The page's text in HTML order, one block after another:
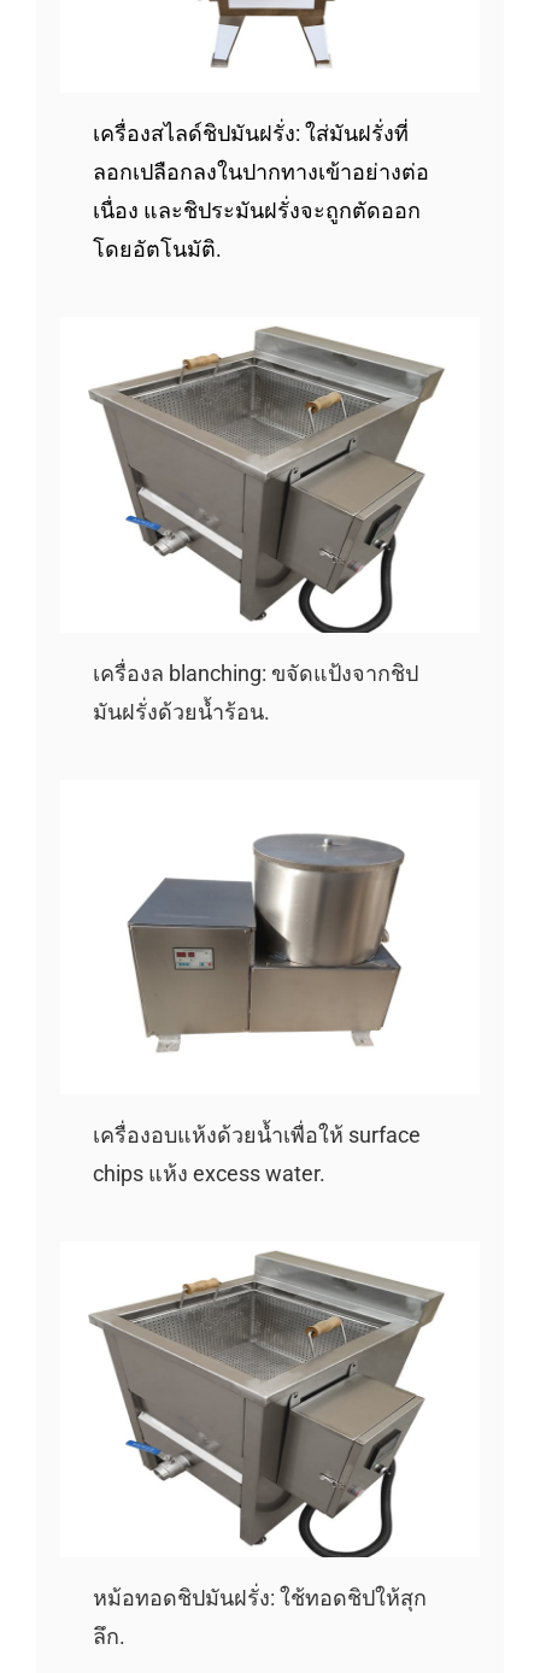
เครื่องสไลด์ชิปมันฝรั่ง: ใส่มันฝรั่งที่
ลอกเปลือกลงในปากทางเข้าอย่างต่อ
เนื่อง และชิประมันฝรั่งจะถูกตัดออก
โดยอัตโนมัติ.
เครื่องล blanching: ขจัดแป้งจากชิป
มันฝรั่งด้วยน้ำร้อน.
เครื่องอบแห้งด้วยน้ำเพื่อให้ surface
chips แห้ง excess water.
หม้อทอดชิปมันฝรั่ง: ใช้ทอดชิปให้สุก
ลึก.